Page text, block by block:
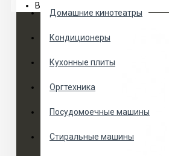
Домашние кинотеатры
Кондиционеры
Кухонные плиты
Оргтехника
Посудомоечные машины
Стиральные машины
Ваша корзина пуста!